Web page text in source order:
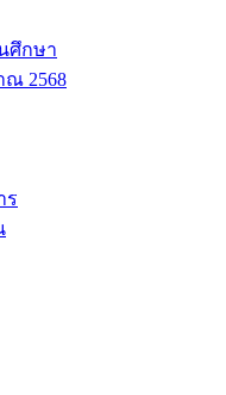
ศึกษา
2568
ร